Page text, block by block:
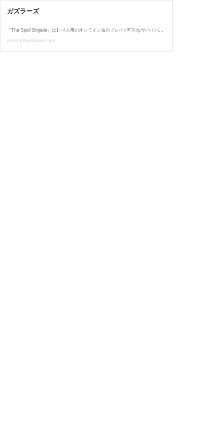
ガズラーズ
『The Spell Brigade』は1～4人用のオンライン協力プレイが可能なサバイバーライクゲーム。仲間の魔術師とチームを組んで、闇のクリーチャーの大群を倒そう。チーム目標を達成し、新たなアップグレードをアンロックし、呪文のシナジーで圧倒的な力を生み出そう。仲間にも当たる攻撃が飛び交う弾幕天国では、敵も味方も油断禁物だ！ 1～4人協力プレイ 『The Spell Brigade』は、みんな大好きなサバイバーライクと昔ながらのマルチプレイヤーの狂乱が融合したゲームだ。力を合わせて、何千もの奇妙なモンスターと戦おう。ランダムなチームベースの目標を一緒に達成して、呪文をアップグレードしよう。共...
store.playstation.com